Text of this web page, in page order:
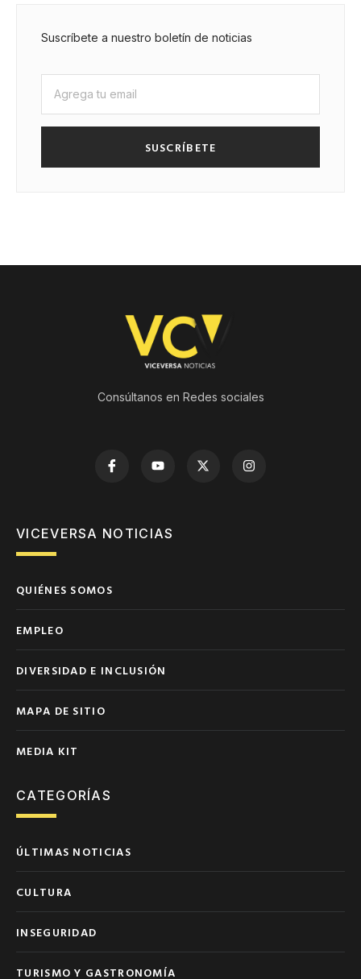
Suscríbete a nuestro boletín de noticias
SUSCRÍBETE
Consúltanos en Redes sociales
VICEVERSA NOTICIAS
QUIÉNES SOMOS
EMPLEO
DIVERSIDAD E INCLUSIÓN
MAPA DE SITIO
MEDIA KIT
CATEGORÍAS
ÚLTIMAS NOTICIAS
CULTURA
INSEGURIDAD
TURISMO Y GASTRONOMÍA